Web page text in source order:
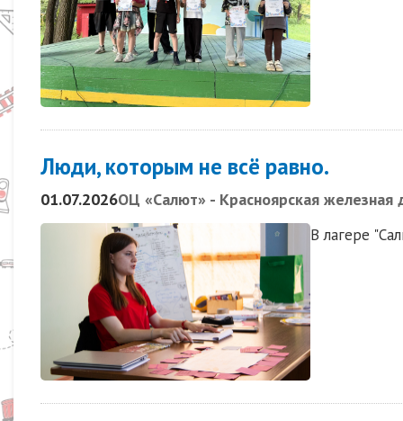
Люди, которым не всё равно.
01.07.2026ОЦ «Салют» - Красноярская железная
В лагере